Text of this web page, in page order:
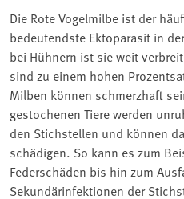
Die Rote Vogelmilbe ist der
bedeutendste Ektoparasit in
bei Hühnern ist sie weit
sind zu einem hohen
Milben können schmerzhaft
gestochenen Tiere werden
den Stichstellen und können
schädigen. So kann es zum
Federschäden bis hin zum
Sekundärinfektionen der